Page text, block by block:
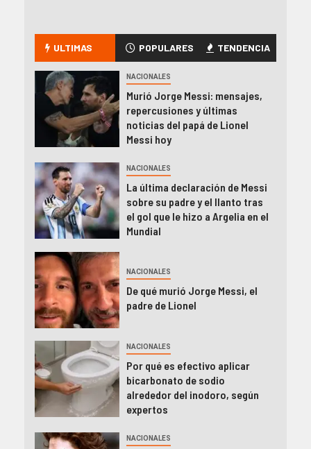
ULTIMAS POPULARES TENDENCIA
NACIONALES
Murió Jorge Messi: mensajes,
repercusiones y últimas
noticias del papá de Lionel
Messi hoy
NACIONALES
La última declaración de Messi
sobre su padre y el llanto tras
el gol que le hizo a Argelia en el
Mundial
NACIONALES
De qué murió Jorge Messi, el
padre de Lionel
NACIONALES
Por qué es efectivo aplicar
bicarbonato de sodio
alrededor del inodoro, según
expertos
NACIONALES